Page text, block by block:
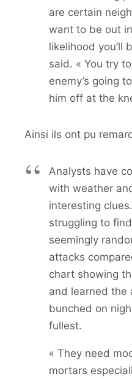
are certain
want to be out
likelihood you’ll
said. « You try
enemy’s going
him off at the
Ainsi ils ont pu
Analysts have
with weather
interesting
struggling to
seemingly
attacks
chart showing
and learned the
bunched on
fullest.
« They need
mortars